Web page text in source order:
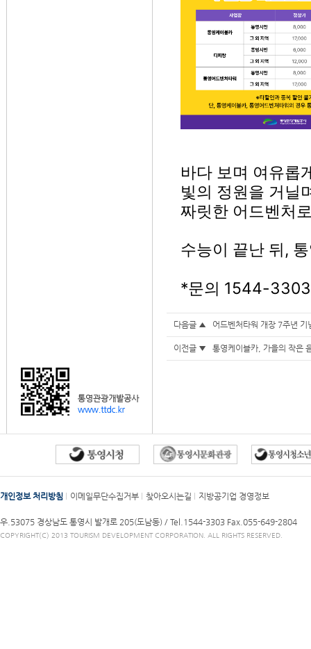
바다 보며 여유롭
빛의 정원을 거닐
짜릿한 어드벤처
수능이 끝난 뒤,
*문의 1544-3303
다음글 ▲ 어드벤처타워 개장 7주년 기
이전글 ▼ 통영케이블카, 가을의 작은
개인정보 처리방침 이메일무단수집거부 찾아오시는길 지방공기업 경영정보
우.53075 경상남도 통영시 발개로 205(도남동) / Tel.1544-3303 Fax.055-649-2804
COPYRIGHT(C) 2013 TOURISM DEVELOPMENT CORPORATION. ALL RIGHTS RESERVED.